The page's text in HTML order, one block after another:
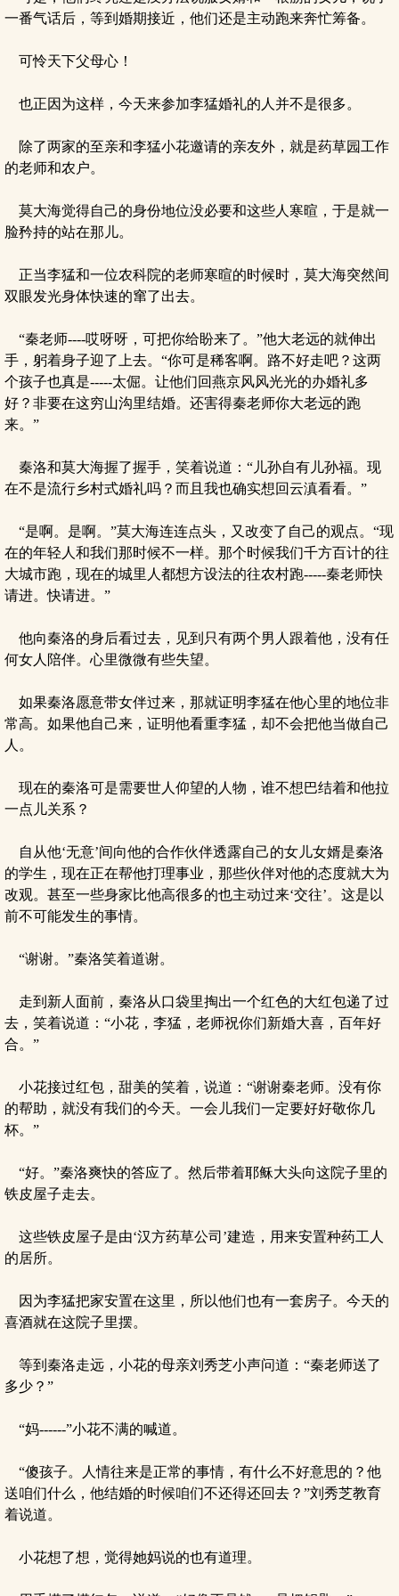
一番气话后，等到婚期接近，他们还是主动跑来奔忙筹备。
可怜天下父母心！
也正因为这样，今天来参加李猛婚礼的人并不是很多。
除了两家的至亲和李猛小花邀请的亲友外，就是药草园工作
的老师和农户。
莫大海觉得自己的身份地位没必要和这些人寒暄，于是就一
脸矜持的站在那儿。
正当李猛和一位农科院的老师寒暄的时候时，莫大海突然间
双眼发光身体快速的窜了出去。
“秦老师----哎呀呀，可把你给盼来了。”他大老远的就伸出
手，躬着身子迎了上去。“你可是稀客啊。路不好走吧？这两
个孩子也真是-----太倔。让他们回燕京风风光光的办婚礼多
好？非要在这穷山沟里结婚。还害得秦老师你大老远的跑
来。”
秦洛和莫大海握了握手，笑着说道：“儿孙自有儿孙福。现
在不是流行乡村式婚礼吗？而且我也确实想回云滇看看。”
“是啊。是啊。”莫大海连连点头，又改变了自己的观点。“现
在的年轻人和我们那时候不一样。那个时候我们千方百计的往
大城市跑，现在的城里人都想方设法的往农村跑-----秦老师快
请进。快请进。”
他向秦洛的身后看过去，见到只有两个男人跟着他，没有任
何女人陪伴。心里微微有些失望。
如果秦洛愿意带女伴过来，那就证明李猛在他心里的地位非
常高。如果他自己来，证明他看重李猛，却不会把他当做自己
人。
现在的秦洛可是需要世人仰望的人物，谁不想巴结着和他拉
一点儿关系？
自从他‘无意’间向他的合作伙伴透露自己的女儿女婿是秦洛
的学生，现在正在帮他打理事业，那些伙伴对他的态度就大为
改观。甚至一些身家比他高很多的也主动过来‘交往’。这是以
前不可能发生的事情。
“谢谢。”秦洛笑着道谢。
走到新人面前，秦洛从口袋里掏出一个红色的大红包递了过
去，笑着说道：“小花，李猛，老师祝你们新婚大喜，百年好
合。”
小花接过红包，甜美的笑着，说道：“谢谢秦老师。没有你
的帮助，就没有我们的今天。一会儿我们一定要好好敬你几
杯。”
“好。”秦洛爽快的答应了。然后带着耶稣大头向这院子里的
铁皮屋子走去。
这些铁皮屋子是由‘汉方药草公司’建造，用来安置种药工人
的居所。
因为李猛把家安置在这里，所以他们也有一套房子。今天的
喜酒就在这院子里摆。
等到秦洛走远，小花的母亲刘秀芝小声问道：“秦老师送了
多少？”
“妈------”小花不满的喊道。
“傻孩子。人情往来是正常的事情，有什么不好意思的？他
送咱们什么，他结婚的时候咱们不还得还回去？”刘秀芝教育
着说道。
小花想了想，觉得她妈说的也有道理。